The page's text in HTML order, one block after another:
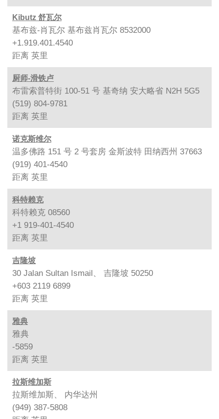
Kibutz 舒瓦尔
基布兹-肖瓦尔 基布兹肖瓦尔 8532000
+1.919.401.4540
距离 英里
厨师-滑铁卢
布雷索普特街 100-51 号 基奇纳 安大略省 N2H 5G5
(519) 804-9781
距离 英里
诺克斯维尔
温多佛路 151 号 2 号套房 金斯波特 田纳西州 37663
(919) 401-4540
距离 英里
科特赖克
科特赖克 08560
+1 919-401-4540
距离 英里
吉隆坡
30 Jalan Sultan Ismail、 吉隆坡 50250
+603 2119 6899
距离 英里
雅典
雅典
-5859
距离 英里
拉斯维加斯
拉斯维加斯、 内华达州
(949) 387-5808